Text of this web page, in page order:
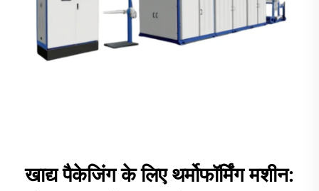
खाद्य पैकेजिंग के लिए थर्मोफॉर्मिंग मशीन: